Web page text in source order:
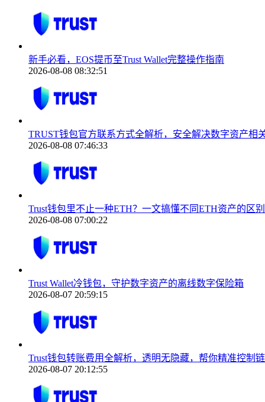
新手必看，EOS提币至Trust Wallet完整操作指南
2026-08-08 08:32:51
TRUST钱包官方联系方式全解析，安全解决数字资产相
2026-08-08 07:46:33
Trust钱包里不止一种ETH？一文搞懂不同ETH资产的区
2026-08-08 07:00:22
Trust Wallet冷钱包，守护数字资产的离线数字保险箱
2026-08-07 20:59:15
Trust钱包转账费用全解析，透明无隐藏，帮你精准控制
2026-08-07 20:12:55